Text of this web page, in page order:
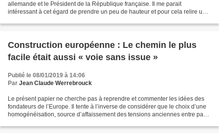
allemande et le Président de la République française. Il me parait
intéressant à cet égard de prendre un peu de hauteur et pour cela relire un
Construction européenne : Le chemin le plus
facile était aussi « voie sans issue »
Publié le 08/01/2019 à 14:06
Par Jean Claude Werrebrouck
Le présent papier ne cherche pas à reprendre et commenter les idées des
fondateurs de l’Europe. Il tente à l’inverse de considérer que le choix d’une
homogénéisation, source d’affaissement des tensions anciennes entre pays,